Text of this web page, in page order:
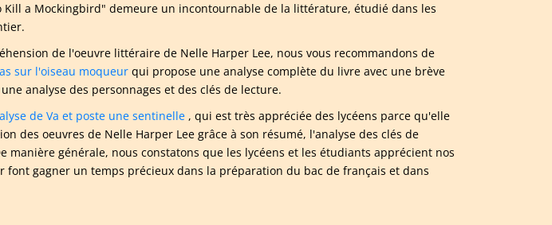
a Mockingbird" demeure un incontournable de la littérature, étudié dans les
de l'oeuvre littéraire de Nelle Harper Lee, nous vous recommandons de
sur l'oiseau moqueur qui propose une analyse complète du livre avec une brève
analyse des personnages et des clés de lecture.
de Va et poste une sentinelle , qui est très appréciée des lycéens parce qu'elle
des oeuvres de Nelle Harper Lee grâce à son résumé, l'analyse des clés de
manière générale, nous constatons que les lycéens et les étudiants apprécient nos
font gagner un temps précieux dans la préparation du bac de français et dans